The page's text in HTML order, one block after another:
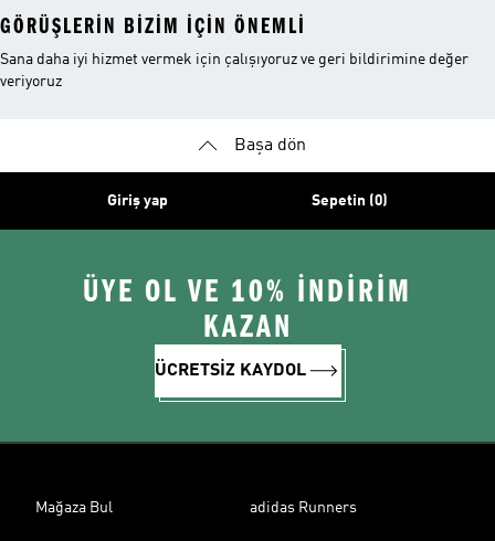
GÖRÜŞLERIN BIZIM IÇIN ÖNEMLI
Sana daha iyi hizmet vermek için çalışıyoruz ve geri bildirimine değer
veriyoruz
Başa dön
Giriş yap Sepetin (0)
ÜYE OL VE 10% İNDİRİM
KAZAN
ÜCRETSİZ KAYDOL
Mağaza Bul adidas Runners